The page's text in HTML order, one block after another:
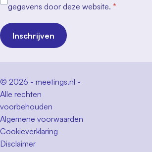
gegevens door deze website. *
Inschrijven
© 2026 - meetings.nl -
Alle rechten
voorbehouden
Algemene voorwaarden
Cookieverklaring
Disclaimer